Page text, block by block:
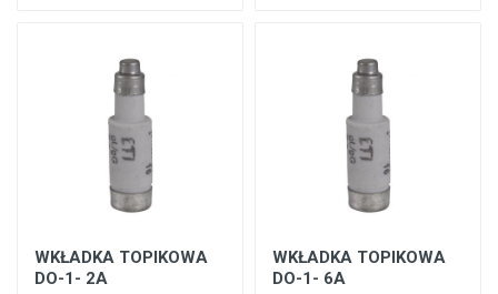
WKŁADKA TOPIKOWA
DO-1- 2A
WKŁADKA TOPIKOWA
DO-1- 6A